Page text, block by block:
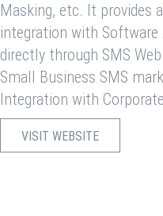
Masking, etc. It provides
integration with Software
directly through SMS
Small Business SMS
Integration with
VISIT WEBSITE